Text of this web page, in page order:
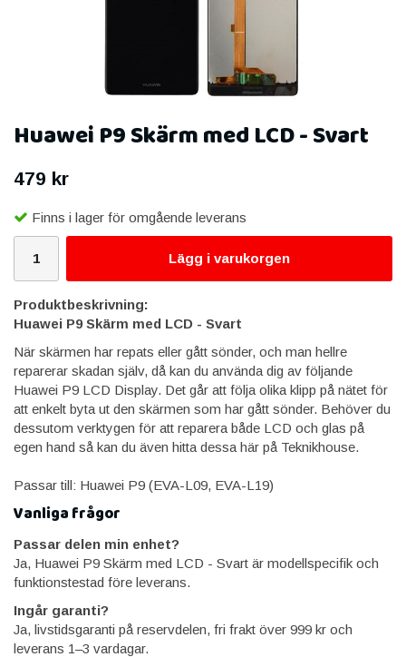
Huawei P9 Skärm med LCD - Svart
479 kr
Finns i lager för omgående leverans
Lägg i varukorgen
Produktbeskrivning:
Huawei P9 Skärm med LCD - Svart
När skärmen har repats eller gått sönder, och man hellre
reparerar skadan själv, då kan du använda dig av följande
Huawei P9 LCD Display. Det går att följa olika klipp på nätet för
att enkelt byta ut den skärmen som har gått sönder. Behöver du
dessutom verktygen för att reparera både LCD och glas på
egen hand så kan du även hitta dessa här på Teknikhouse.
Passar till: Huawei P9 (EVA-L09, EVA-L19)
Vanliga frågor
Passar delen min enhet?
Ja, Huawei P9 Skärm med LCD - Svart är modellspecifik och
funktionstestad före leverans.
Ingår garanti?
Ja, livstidsgaranti på reservdelen, fri frakt över 999 kr och
leverans 1–3 vardagar.